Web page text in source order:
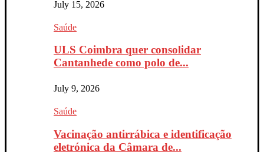
July 15, 2026
Saúde
ULS Coimbra quer consolidar
Cantanhede como polo de...
July 9, 2026
Saúde
Vacinação antirrábica e identificação
eletrónica da Câmara de...